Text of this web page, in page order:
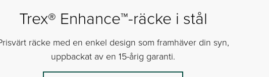
Trex® Enhance™-räcke i stål
räcke med en enkel design som framhäver din syn,
uppbackat av en 15-årig garanti.